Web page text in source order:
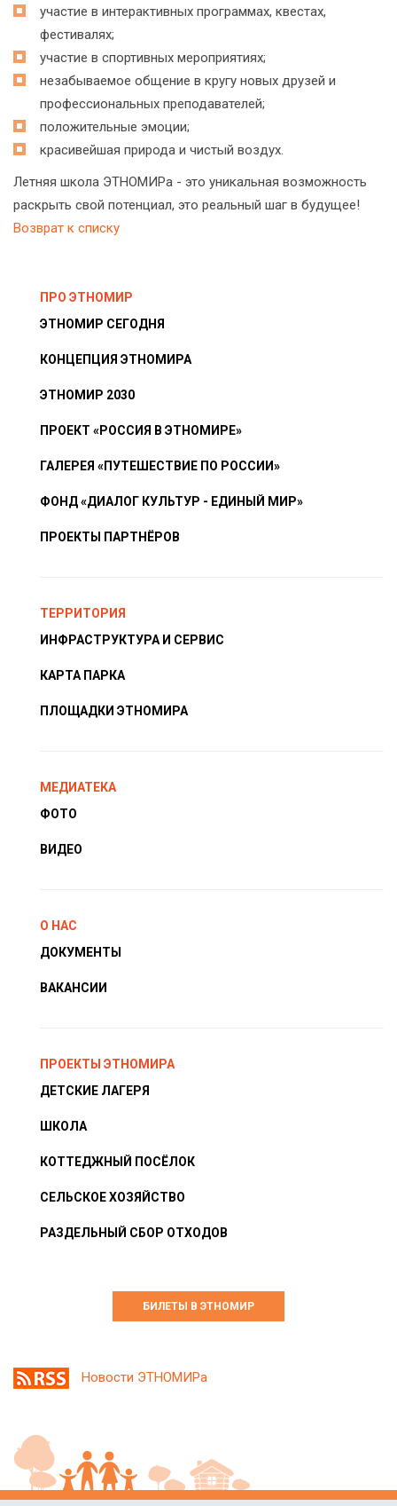
участие в интерактивных программах, квестах,
фестивалях;
участие в спортивных мероприятиях;
незабываемое общение в кругу новых друзей и
профессиональных преподавателей;
положительные эмоции;
красивейшая природа и чистый воздух.
Летняя школа ЭТНОМИРа - это уникальная возможность
раскрыть свой потенциал, это реальный шаг в будущее!
Возврат к списку
ПРО ЭТНОМИР
ЭТНОМИР СЕГОДНЯ
КОНЦЕПЦИЯ ЭТНОМИРА
ЭТНОМИР 2030
ПРОЕКТ «РОССИЯ В ЭТНОМИРЕ»
ГАЛЕРЕЯ «ПУТЕШЕСТВИЕ ПО РОССИИ»
ФОНД «ДИАЛОГ КУЛЬТУР - ЕДИНЫЙ МИР»
ПРОЕКТЫ ПАРТНЁРОВ
ТЕРРИТОРИЯ
ИНФРАСТРУКТУРА И СЕРВИС
КАРТА ПАРКА
ПЛОЩАДКИ ЭТНОМИРА
МЕДИАТЕКА
ФОТО
ВИДЕО
О НАС
ДОКУМЕНТЫ
ВАКАНСИИ
ПРОЕКТЫ ЭТНОМИРА
ДЕТСКИЕ ЛАГЕРЯ
ШКОЛА
КОТТЕДЖНЫЙ ПОСЁЛОК
СЕЛЬСКОЕ ХОЗЯЙСТВО
РАЗДЕЛЬНЫЙ СБОР ОТХОДОВ
БИЛЕТЫ В ЭТНОМИР
Новости ЭТНОМИРа